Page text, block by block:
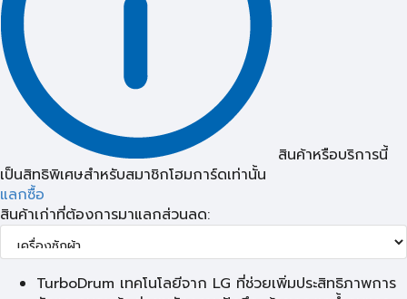
สินค้าหรือบริการนี้
เป็นสิทธิพิเศษสำหรับสมาชิกโฮมการ์ดเท่านั้น
แลกซื้อ
สินค้าเก่าที่ต้องการมาแลกส่วนลด:
TurboDrum เทคโนโลยีจาก LG ที่ช่วยเพิ่มประสิทธิภาพการ